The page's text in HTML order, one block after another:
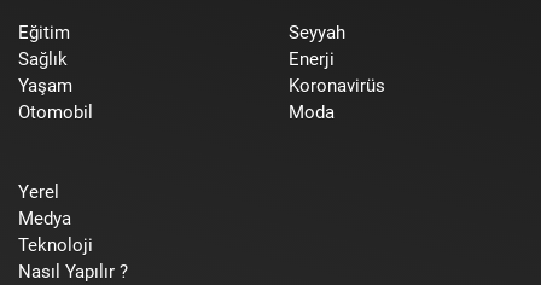
Eğitim
Sağlık
Yaşam
Otomobil
Seyyah
Enerji
Koronavirüs
Moda
Yerel
Medya
Teknoloji
Nasıl Yapılır ?